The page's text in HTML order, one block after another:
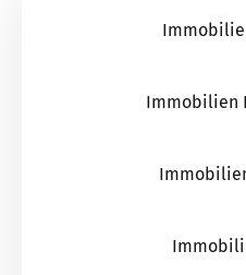
Immobilien